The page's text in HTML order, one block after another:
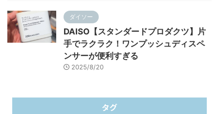
ダイソー
DAISO【スタンダードプロダクツ】片
手でラクラク！ワンプッシュディスペ
ンサーが便利すぎる
2025/8/20
タグ